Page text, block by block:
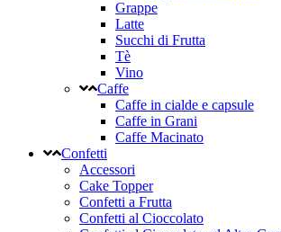
Grappe
Latte
Succhi di Frutta
Tè
Vino
Caffe
Caffe in cialde e capsule
Caffe in Grani
Caffe Macinato
Confetti
Accessori
Cake Topper
Confetti a Frutta
Confetti al Cioccolato